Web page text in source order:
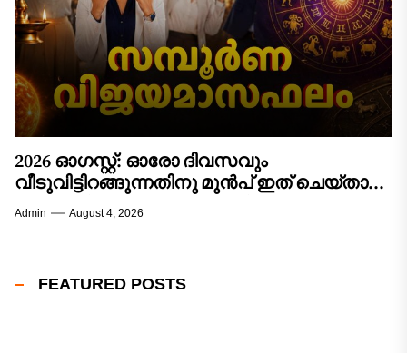
2026 ഓഗസ്റ്റ്: ഓരോ ദിവസവും
വീടുവിട്ടിറങ്ങുന്നതിനു മുൻപ് ഇത് ചെയ്താൽ
കാര്യവിജയം ഉറപ്പ്! 12 രാശിക്കാരുടെയും
Admin August 4, 2026
FEATURED POSTS